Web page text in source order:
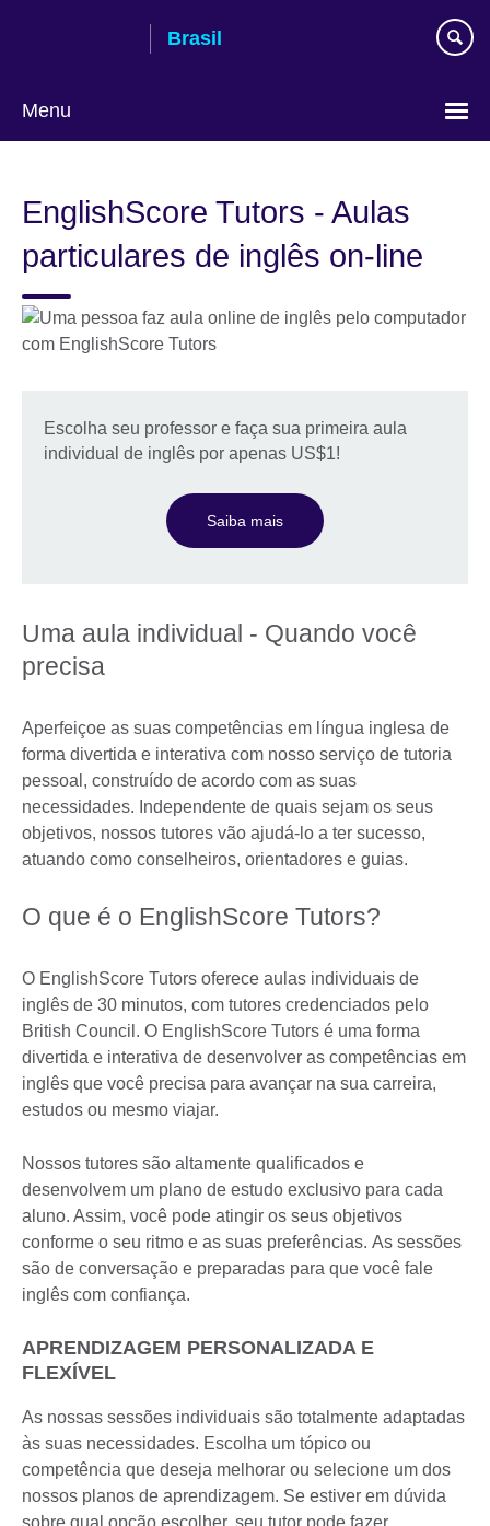
Brasil
Menu
language
EnglishScore Tutors - Aulas
particulares de inglês on-line
Escolha seu professor e faça sua primeira aula
individual de inglês por apenas US$1!
Saiba mais
Uma aula individual - Quando você
precisa
Aperfeiçoe as suas competências em língua inglesa de
forma divertida e interativa com nosso serviço de tutoria
pessoal, construído de acordo com as suas
necessidades. Independente de quais sejam os seus
objetivos, nossos tutores vão ajudá-lo a ter sucesso,
atuando como conselheiros, orientadores e guias.
O que é o EnglishScore Tutors?
O EnglishScore Tutors oferece aulas individuais de
inglês de 30 minutos, com tutores credenciados pelo
British Council. O EnglishScore Tutors é uma forma
divertida e interativa de desenvolver as competências em
inglês que você precisa para avançar na sua carreira,
estudos ou mesmo viajar.
Nossos tutores são altamente qualificados e
desenvolvem um plano de estudo exclusivo para cada
aluno. Assim, você pode atingir os seus objetivos
conforme o seu ritmo e as suas preferências. As sessões
são de conversação e preparadas para que você fale
inglês com confiança.
APRENDIZAGEM PERSONALIZADA E
FLEXÍVEL
As nossas sessões individuais são totalmente adaptadas
às suas necessidades. Escolha um tópico ou
competência que deseja melhorar ou selecione um dos
nossos planos de aprendizagem. Se estiver em dúvida
sobre qual opção escolher, seu tutor pode fazer